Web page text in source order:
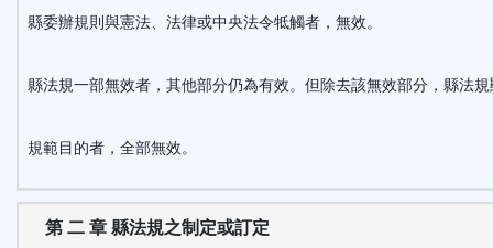
縣委辦規則與憲法、法律或中央法令牴觸者，無效。
縣法規一部無效者，其他部分仍為有效。但除去該無效部分，縣法規
規範目的者，全部無效。
第 二 章 縣法規之制定或訂定